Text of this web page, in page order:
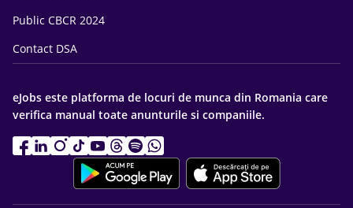
Public CBCR 2024
Contact DSA
eJobs este platforma de locuri de munca din Romania care
verifica manual toate anunturile si companiile.